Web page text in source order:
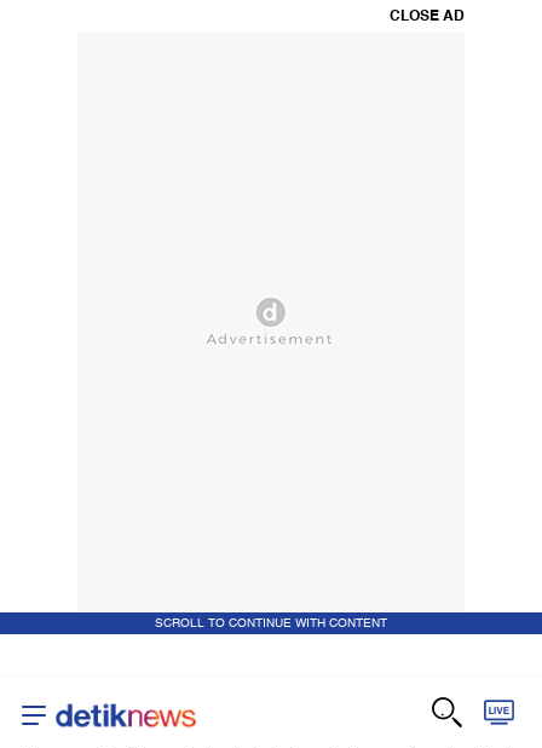
CLOSE AD
SCROLL TO CONTINUE WITH CONTENT